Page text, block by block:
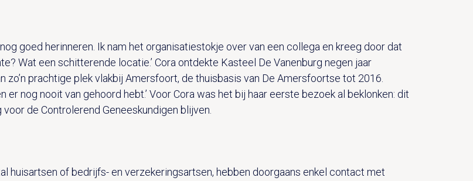
goed herinneren. Ik nam het organisatiestokje over van een collega en kreeg door dat
Wat een schitterende locatie.’ Cora ontdekte Kasteel De Vanenburg negen jaar
prachtige plek vlakbij Amersfoort, de thuisbasis van De Amersfoortse tot 2016.
nog nooit van gehoord hebt.’ Voor Cora was het bij haar eerste bezoek al beklonken: dit
de Controlerend Geneeskundigen blijven.
huisartsen of bedrijfs- en verzekeringsartsen, hebben doorgaans enkel contact met